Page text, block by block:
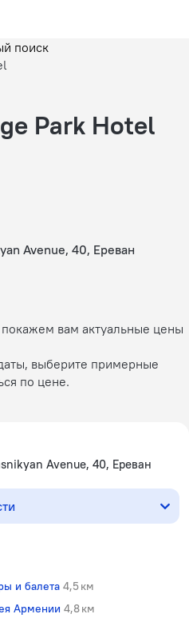
поиск
Park Hotel
Avenue, 40, Ереван
вам актуальные цены
выберите примерные
по цене.
Avenue, 40, Ереван
и балета 4,5 км
Армении 4,8 км